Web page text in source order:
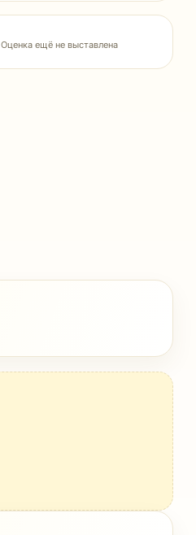
Оценка ещё не выставлена